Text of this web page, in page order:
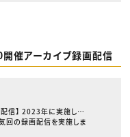
催アーカイブ録画配信
信】 2023年に実施したG
回の録画配信を実施しま